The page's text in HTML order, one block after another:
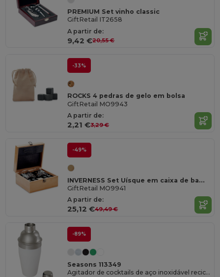
PREMIUM Set vinho classic
GiftRetail IT2658
A partir de:
9,42 €20,55 €
-33%
ROCKS 4 pedras de gelo em bolsa
GiftRetail MO9943
A partir de:
2,21 €3,29 €
-49%
INVERNESS Set Uísque em caixa de bambu
GiftRetail MO9941
A partir de:
25,12 €49,49 €
-89%
Seasons 113349
Agitador de cocktails de aço inoxidável reciclado "Gaudie""